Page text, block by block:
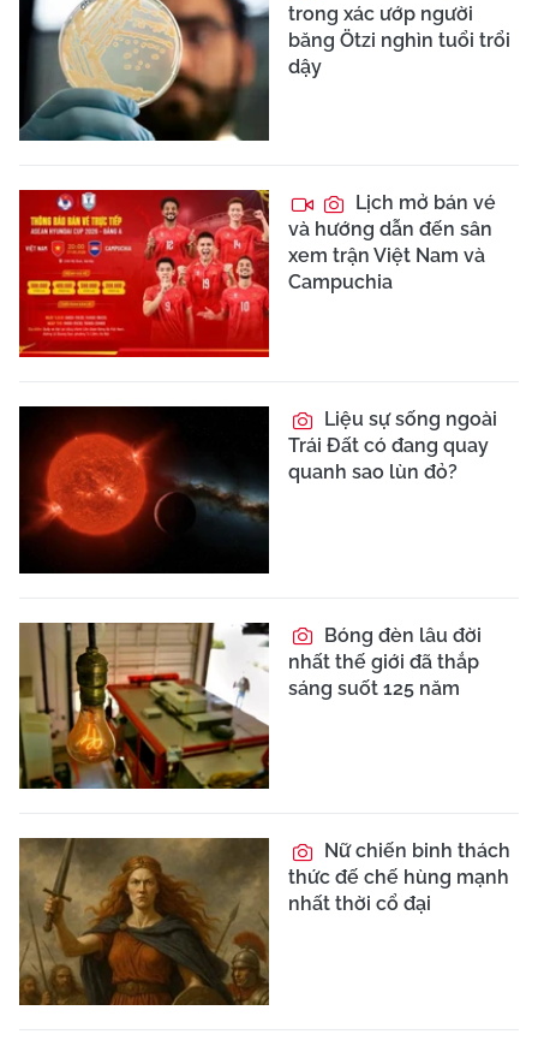
trong xác ướp người
băng Ötzi nghìn tuổi trổi
dậy
Lịch mở bán vé
và hướng dẫn đến sân
xem trận Việt Nam và
Campuchia
Liệu sự sống ngoài
Trái Đất có đang quay
quanh sao lùn đỏ?
Bóng đèn lâu đời
nhất thế giới đã thắp
sáng suốt 125 năm
Nữ chiến binh thách
thức đế chế hùng mạnh
nhất thời cổ đại